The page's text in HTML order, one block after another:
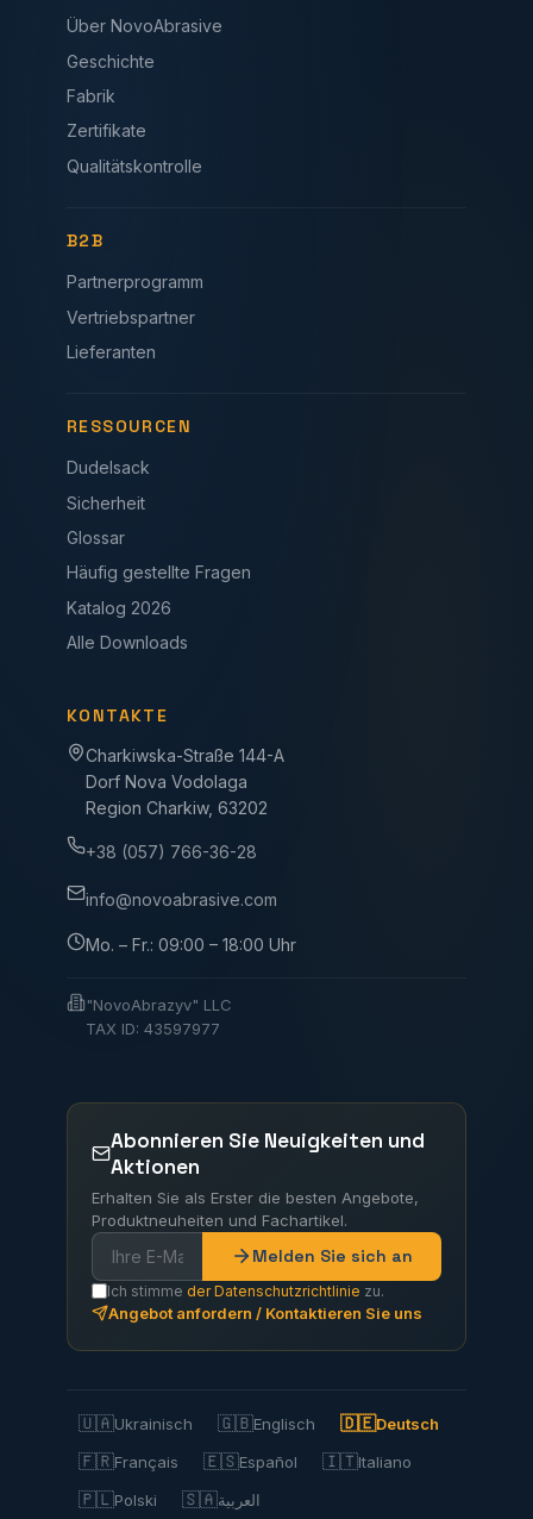
Über NovoAbrasive
Geschichte
Fabrik
Zertifikate
Qualitätskontrolle
B2B
Partnerprogramm
Vertriebspartner
Lieferanten
RESSOURCEN
Dudelsack
Sicherheit
Glossar
Häufig gestellte Fragen
Katalog 2026
Alle Downloads
KONTAKTE
Charkiwska-Straße 144-A
Dorf Nova Vodolaga
Region Charkiw, 63202
+38 (057) 766-36-28
info@novoabrasive.com
Mo. – Fr.: 09:00 – 18:00 Uhr
"NovoAbrazyv" LLC
TAX ID: 43597977
Abonnieren Sie Neuigkeiten und
Aktionen
Erhalten Sie als Erster die besten Angebote,
Produktneuheiten und Fachartikel.
Melden Sie sich an
Ich stimme der Datenschutzrichtlinie zu.
Angebot anfordern / Kontaktieren Sie uns
🇺🇦Ukrainisch 🇬🇧Englisch 🇩🇪Deutsch
🇫🇷Français 🇪🇸Español 🇮🇹Italiano
🇵🇱Polski 🇸🇦العربية